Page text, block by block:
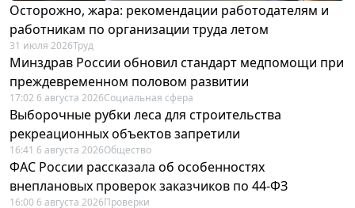
Осторожно, жара: рекомендации работодателям и
работникам по организации труда летом
31 июля 2026Труд
Минздрав России обновил стандарт медпомощи при
преждевременном половом развитии
17:02 6 августа 2026Социальная сфера
Выборочные рубки леса для строительства
рекреационных объектов запретили
16:41 6 августа 2026Общество
ФАС России рассказала об особенностях
внеплановых проверок заказчиков по 44-ФЗ
16:00 6 августа 2026Проверки